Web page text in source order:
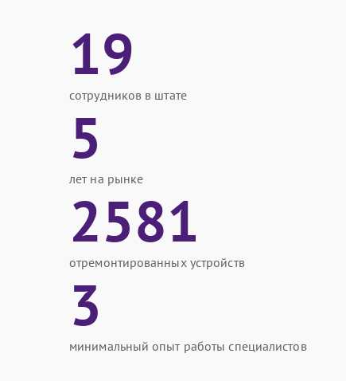
19
сотрудников в штате
5
лет на рынке
2581
отремонтированных устройств
3
минимальный опыт работы специалистов